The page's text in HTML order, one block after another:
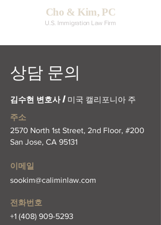
Cho & Kim, PC
U.S. Immigration Law Firm
​상담 문의
김수현 변호사/ 미국 캘리포니아 주
주소
2570 North 1st Street, 2nd Floor, #200
San Jose, CA 95131
이메일
sookim@caliminlaw.com
​전화번호
+1 (408) 909-5293